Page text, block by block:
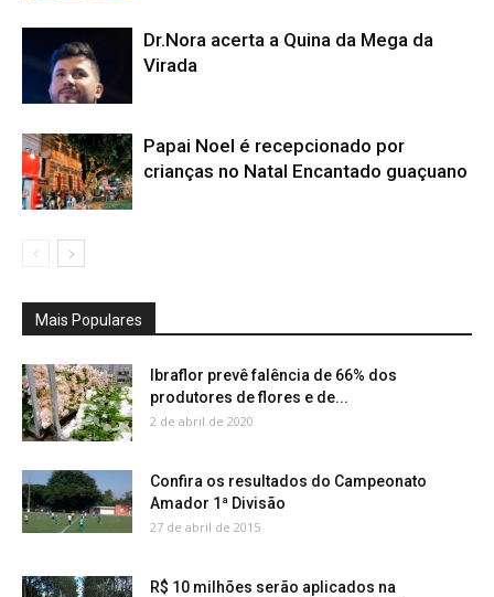
Dr.Nora acerta a Quina da Mega da
Virada
Papai Noel é recepcionado por
crianças no Natal Encantado guaçuano
Mais Populares
Ibraflor prevê falência de 66% dos
produtores de flores e de...
2 de abril de 2020
Confira os resultados do Campeonato
Amador 1ª Divisão
27 de abril de 2015
R$ 10 milhões serão aplicados na